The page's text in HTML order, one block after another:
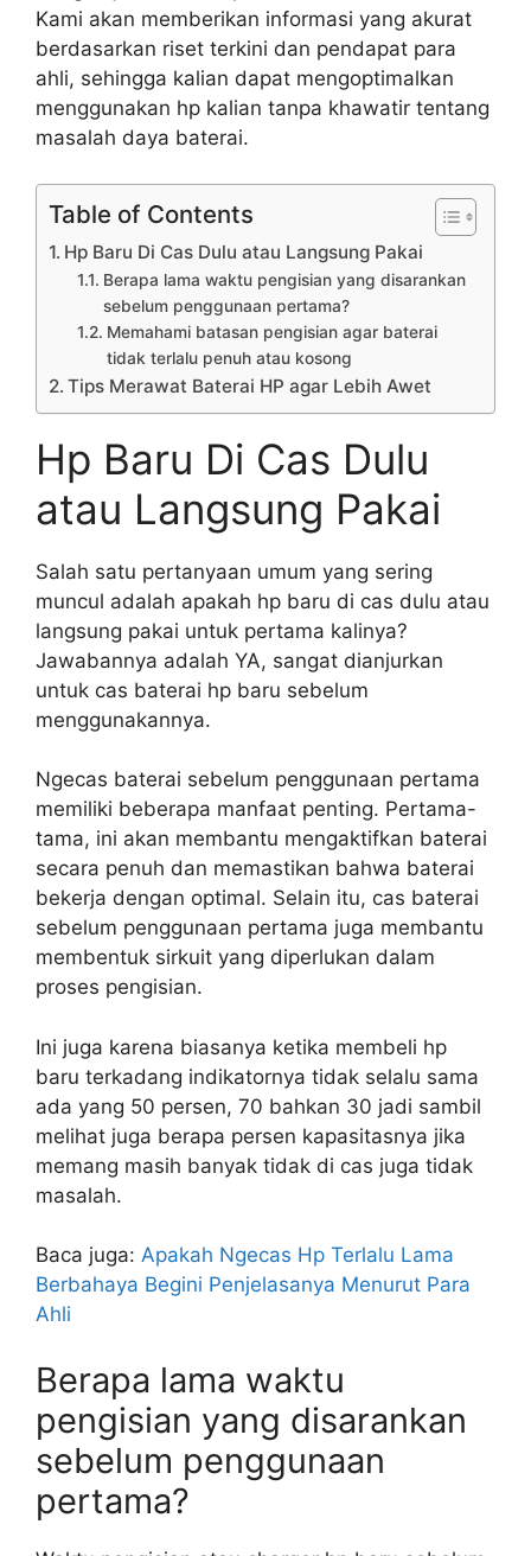
Kami akan memberikan informasi yang akurat
berdasarkan riset terkini dan pendapat para
ahli, sehingga kalian dapat mengoptimalkan
menggunakan hp kalian tanpa khawatir tentang
masalah daya baterai.
Table of Contents
Hp Baru Di Cas Dulu atau Langsung Pakai
Berapa lama waktu pengisian yang disarankan
sebelum penggunaan pertama?
Memahami batasan pengisian agar baterai
tidak terlalu penuh atau kosong
Tips Merawat Baterai HP agar Lebih Awet
Hp Baru Di Cas Dulu
atau Langsung Pakai
Salah satu pertanyaan umum yang sering
muncul adalah apakah hp baru di cas dulu atau
langsung pakai untuk pertama kalinya?
Jawabannya adalah YA, sangat dianjurkan
untuk cas baterai hp baru sebelum
menggunakannya.
Ngecas baterai sebelum penggunaan pertama
memiliki beberapa manfaat penting. Pertama-
tama, ini akan membantu mengaktifkan baterai
secara penuh dan memastikan bahwa baterai
bekerja dengan optimal. Selain itu, cas baterai
sebelum penggunaan pertama juga membantu
membentuk sirkuit yang diperlukan dalam
proses pengisian.
Ini juga karena biasanya ketika membeli hp
baru terkadang indikatornya tidak selalu sama
ada yang 50 persen, 70 bahkan 30 jadi sambil
melihat juga berapa persen kapasitasnya jika
memang masih banyak tidak di cas juga tidak
masalah.
Baca juga: Apakah Ngecas Hp Terlalu Lama
Berbahaya Begini Penjelasanya Menurut Para
Ahli
Berapa lama waktu
pengisian yang disarankan
sebelum penggunaan
pertama?